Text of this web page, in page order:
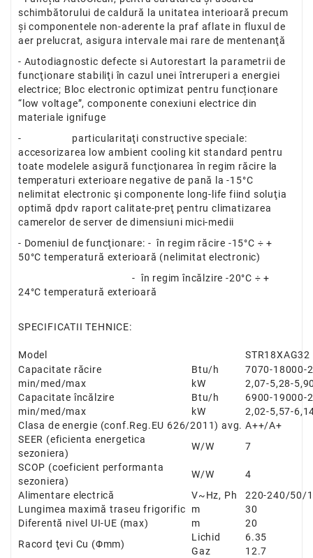
schimbătorului de caldură la unitatea interioară precum
și componentele non-aderente la praf aflate in fluxul de
aer prelucrat, asigura intervale mai rare de mentenanţă
- Autodiagnostic defecte si Autorestart la parametrii de
funcţionare stabiliţi în cazul unei întreruperi a energiei
electrice; Bloc electronic optimizat pentru funcționare
“low voltage”, componente conexiuni electrice din
materiale ignifuge
- particularitaţi constructive speciale:
accesorizarea low ambient cooling kit standard pentru
toate modelele asigură funcţionarea în regim răcire la
temperaturi exterioare negative de pană la -15°C
nelimitat electronic şi componente long-life fiind soluţia
optimă dpdv raport calitate-preţ pentru climatizarea
camerelor de server de dimensiuni mici-medii
- Domeniul de funcţionare: - în regim răcire -15°C ÷ +
50°C temperatură exterioară (nelimitat electronic)
- în regim încălzire -20°C ÷ +
24°C temperatură exterioară
SPECIFICATII TEHNICE:
Model
STR18XAG32
Capacitate răcire
Btu/h 7070-18000-
min/med/max
kW
2,07-5,28-
Capacitate încălzire
Btu/h 6900-19000-
min/med/max
kW
2,02-5,57-
Clasa de energie (conf.Reg.EU 626/2011) avg. A++/A+
SEER (eficienta energetica
sezoniera)
W/W
7
SCOP (coeficient performanta
sezoniera)
W/W
4
Alimentare electrică
V~Hz, Ph
220-240/50/1
Lungimea maximă traseu frigorific
m
30
Diferentă nivel UI-UE (max)
m
20
Racord ţevi Cu (Φmm)
Lichid
6.35
Gaz
12.7